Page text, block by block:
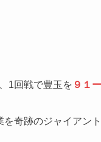
1回戦で豊玉を ９１
を奇跡のジャイアン